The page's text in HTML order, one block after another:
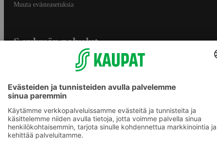
Muuta evästeasetuksia
S-ryhmän palvelut
Yhteishyvä Ruoka -sovellus
S-ostoslista -sovellus
Prisma.fi
Sokos.fi
S-Pankki